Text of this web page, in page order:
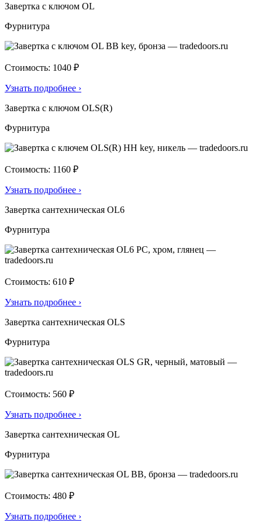
Завертка с ключом OL
Фурнитура
Стоимость: 1040 ₽
Узнать подробнее ›
Завертка с ключом OLS(R)
Фурнитура
Стоимость: 1160 ₽
Узнать подробнее ›
Завертка сантехническая OL6
Фурнитура
Стоимость: 610 ₽
Узнать подробнее ›
Завертка сантехническая OLS
Фурнитура
Стоимость: 560 ₽
Узнать подробнее ›
Завертка сантехническая OL
Фурнитура
Стоимость: 480 ₽
Узнать подробнее ›